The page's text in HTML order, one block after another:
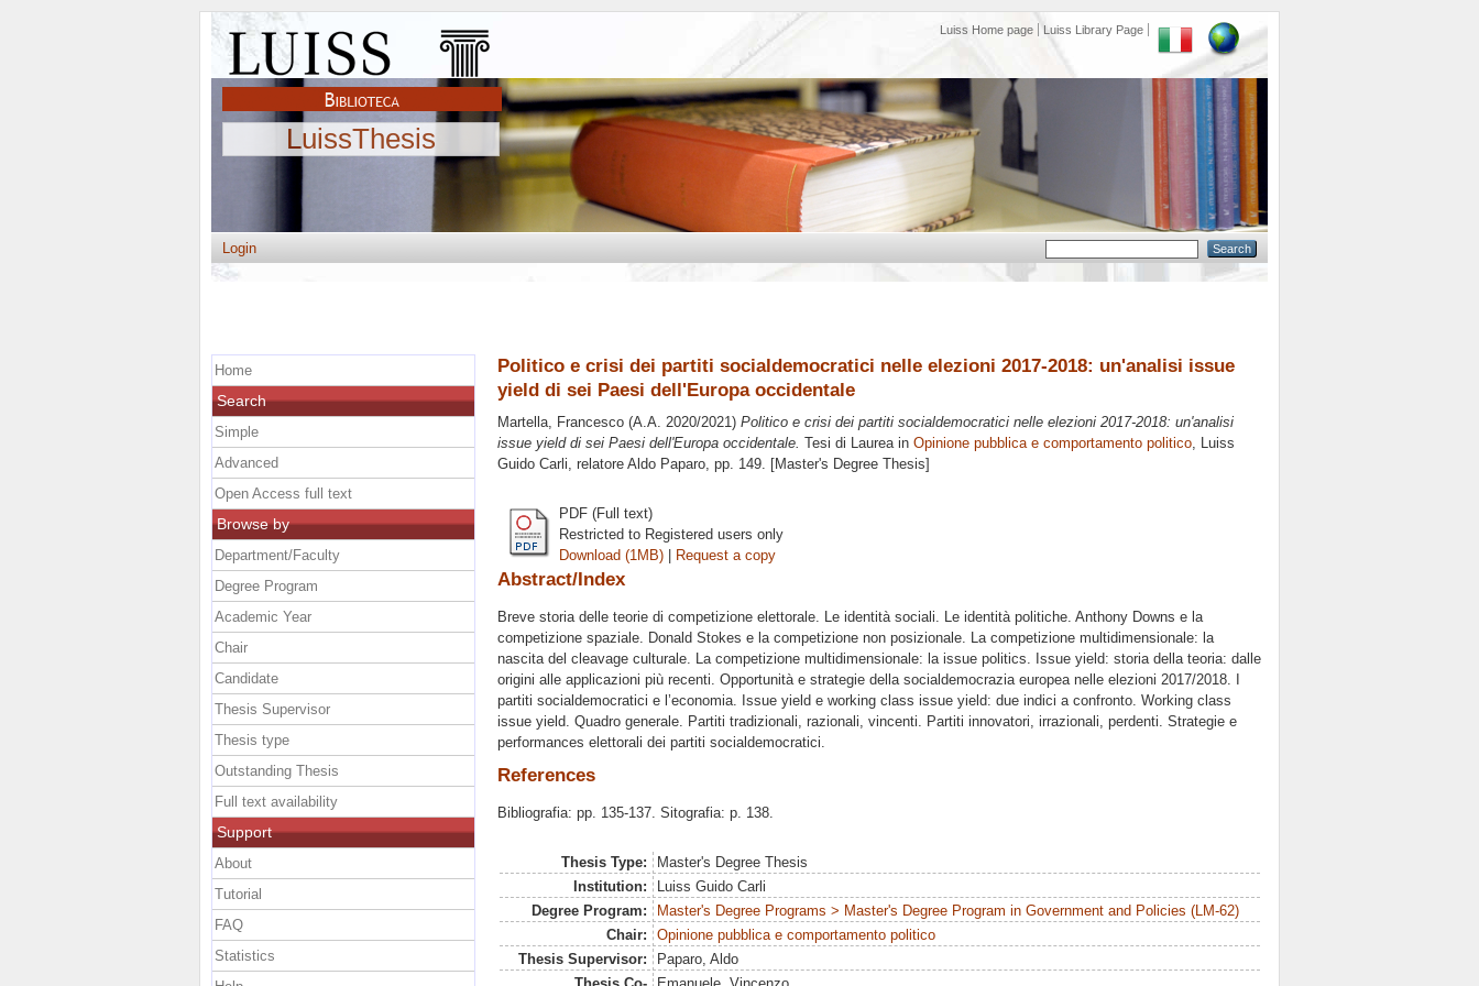
Luiss Home page Luiss Library Page
LuissThesis
Login
Politico e crisi dei partiti socialdemocratici nelle elezioni 2017-2018: un'analisi issue
yield di sei Paesi dell'Europa occidentale
Martella, Francesco (A.A. 2020/2021) Politico e crisi dei partiti socialdemocratici nelle elezioni 2017-2018: un'analisi
issue yield di sei Paesi dell'Europa occidentale. Tesi di Laurea in Opinione pubblica e comportamento politico, Luiss
Guido Carli, relatore Aldo Paparo, pp. 149. [Master's Degree Thesis]
PDF (Full text)
Restricted to Registered users only
Download (1MB) | Request a copy
Abstract/Index
Breve storia delle teorie di competizione elettorale. Le identità sociali. Le identità politiche. Anthony Downs e la
competizione spaziale. Donald Stokes e la competizione non posizionale. La competizione multidimensionale: la
nascita del cleavage culturale. La competizione multidimensionale: la issue politics. Issue yield: storia della teoria: dalle
origini alle applicazioni più recenti. Opportunità e strategie della socialdemocrazia europea nelle elezioni 2017/2018. I
partiti socialdemocratici e l’economia. Issue yield e working class issue yield: due indici a confronto. Working class
issue yield. Quadro generale. Partiti tradizionali, razionali, vincenti. Partiti innovatori, irrazionali, perdenti. Strategie e
performances elettorali dei partiti socialdemocratici.
References
Bibliografia: pp. 135-137. Sitografia: p. 138.
Thesis Type:
Master's Degree Thesis
Institution:
Luiss Guido Carli
Degree Program:
Master's Degree Programs > Master's Degree Program in Government and Policies (LM-62)
Chair:
Opinione pubblica e comportamento politico
Thesis Supervisor:
Paparo, Aldo
Home
Search
Simple
Advanced
Open Access full text
Browse by
Department/Faculty
Degree Program
Academic Year
Chair
Candidate
Thesis Supervisor
Thesis type
Outstanding Thesis
Full text availability
Support
About
Tutorial
FAQ
Statistics